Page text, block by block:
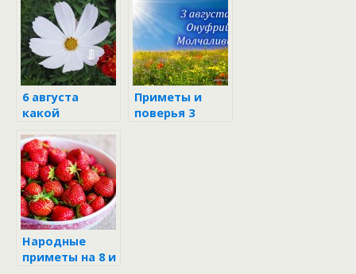
6 августа
какой
народе
Приметы и
поверья 3
Народные
приметы на 8 и